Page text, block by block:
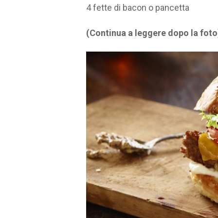
4 fette di bacon o pancetta
(Continua a leggere dopo la